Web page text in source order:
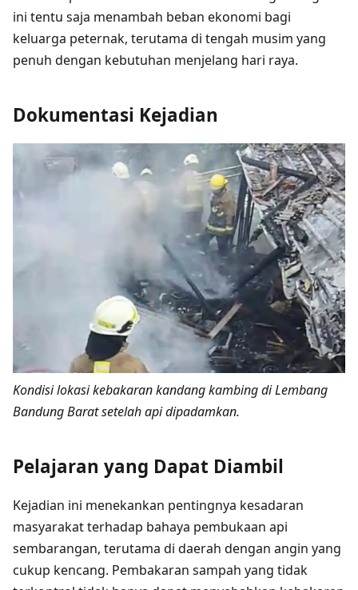
ini tentu saja menambah beban ekonomi bagi
keluarga peternak, terutama di tengah musim yang
penuh dengan kebutuhan menjelang hari raya.
Dokumentasi Kejadian
Kondisi lokasi kebakaran kandang kambing di Lembang
Bandung Barat setelah api dipadamkan.
Pelajaran yang Dapat Diambil
Kejadian ini menekankan pentingnya kesadaran
masyarakat terhadap bahaya pembukaan api
sembarangan, terutama di daerah dengan angin yang
cukup kencang. Pembakaran sampah yang tidak